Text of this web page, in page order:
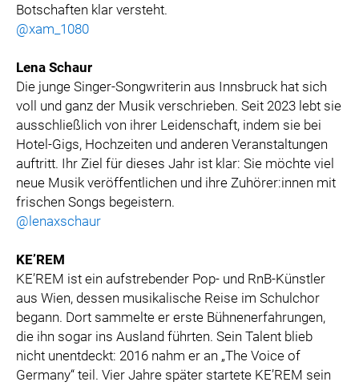
Botschaften klar versteht.
@xam_1080
Lena Schaur
Die junge Singer-Songwriterin aus Innsbruck hat sich
voll und ganz der Musik verschrieben. Seit 2023 lebt sie
ausschließlich von ihrer Leidenschaft, indem sie bei
Hotel-Gigs, Hochzeiten und anderen Veranstaltungen
auftritt. Ihr Ziel für dieses Jahr ist klar: Sie möchte viel
neue Musik veröffentlichen und ihre Zuhörer:innen mit
frischen Songs begeistern.
@lenaxschaur
KE’REM
KE’REM ist ein aufstrebender Pop- und RnB-Künstler
aus Wien, dessen musikalische Reise im Schulchor
begann. Dort sammelte er erste Bühnenerfahrungen,
die ihn sogar ins Ausland führten. Sein Talent blieb
nicht unentdeckt: 2016 nahm er an „The Voice of
Germany“ teil. Vier Jahre später startete KE’REM sein